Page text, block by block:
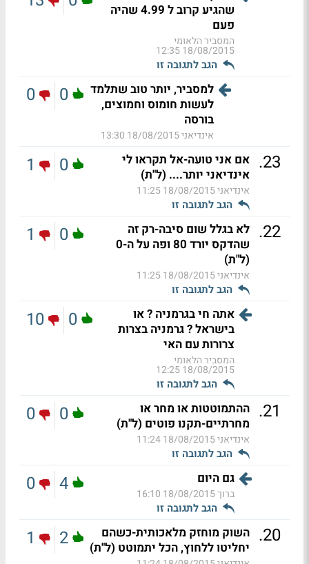
שהגיע קרוב ל 4.99 שהיה
פעם
המסביר הלאומי
18/08/2015 12:35
הגב לתגובה זו
למסביר, יותר טוב שתלמד
לעשות חומוס וחמוצים,
בורסה
אינדיאני18/08/2015 13:30
0
0
23
. אם אני טועה-אל תקראו לי
אינדיאני יותר.... (ל"ת)
אינדיאני18/08/2015 11:25
הגב לתגובה זו
0
1
22
. לא בגלל שום סיבה-רק זה
שהדקס יורד 80 ופה על ה-0
(ל"ת)
אינדיאני18/08/2015 11:25
הגב לתגובה זו
0
1
אתה חי בגרמניה ? או
בישראל ? גרמניה בצרות
צרורות עם האי
המסביר הלאומי
18/08/2015 12:25
הגב לתגובה זו
0
10
21
. ההתמוטטות או מחר או
מחרתיים-תקנו פוטים (ל"ת)
אינדיאני18/08/2015 11:24
הגב לתגובה זו
0
0
גם היום
ברוך18/08/2015 16:10
הגב לתגובה זו
4
0
20
. השוק מוחזק מלאכותית-כשהם
יחליטו ללחוץ, הכל יתמוטט (ל"ת)
2
1